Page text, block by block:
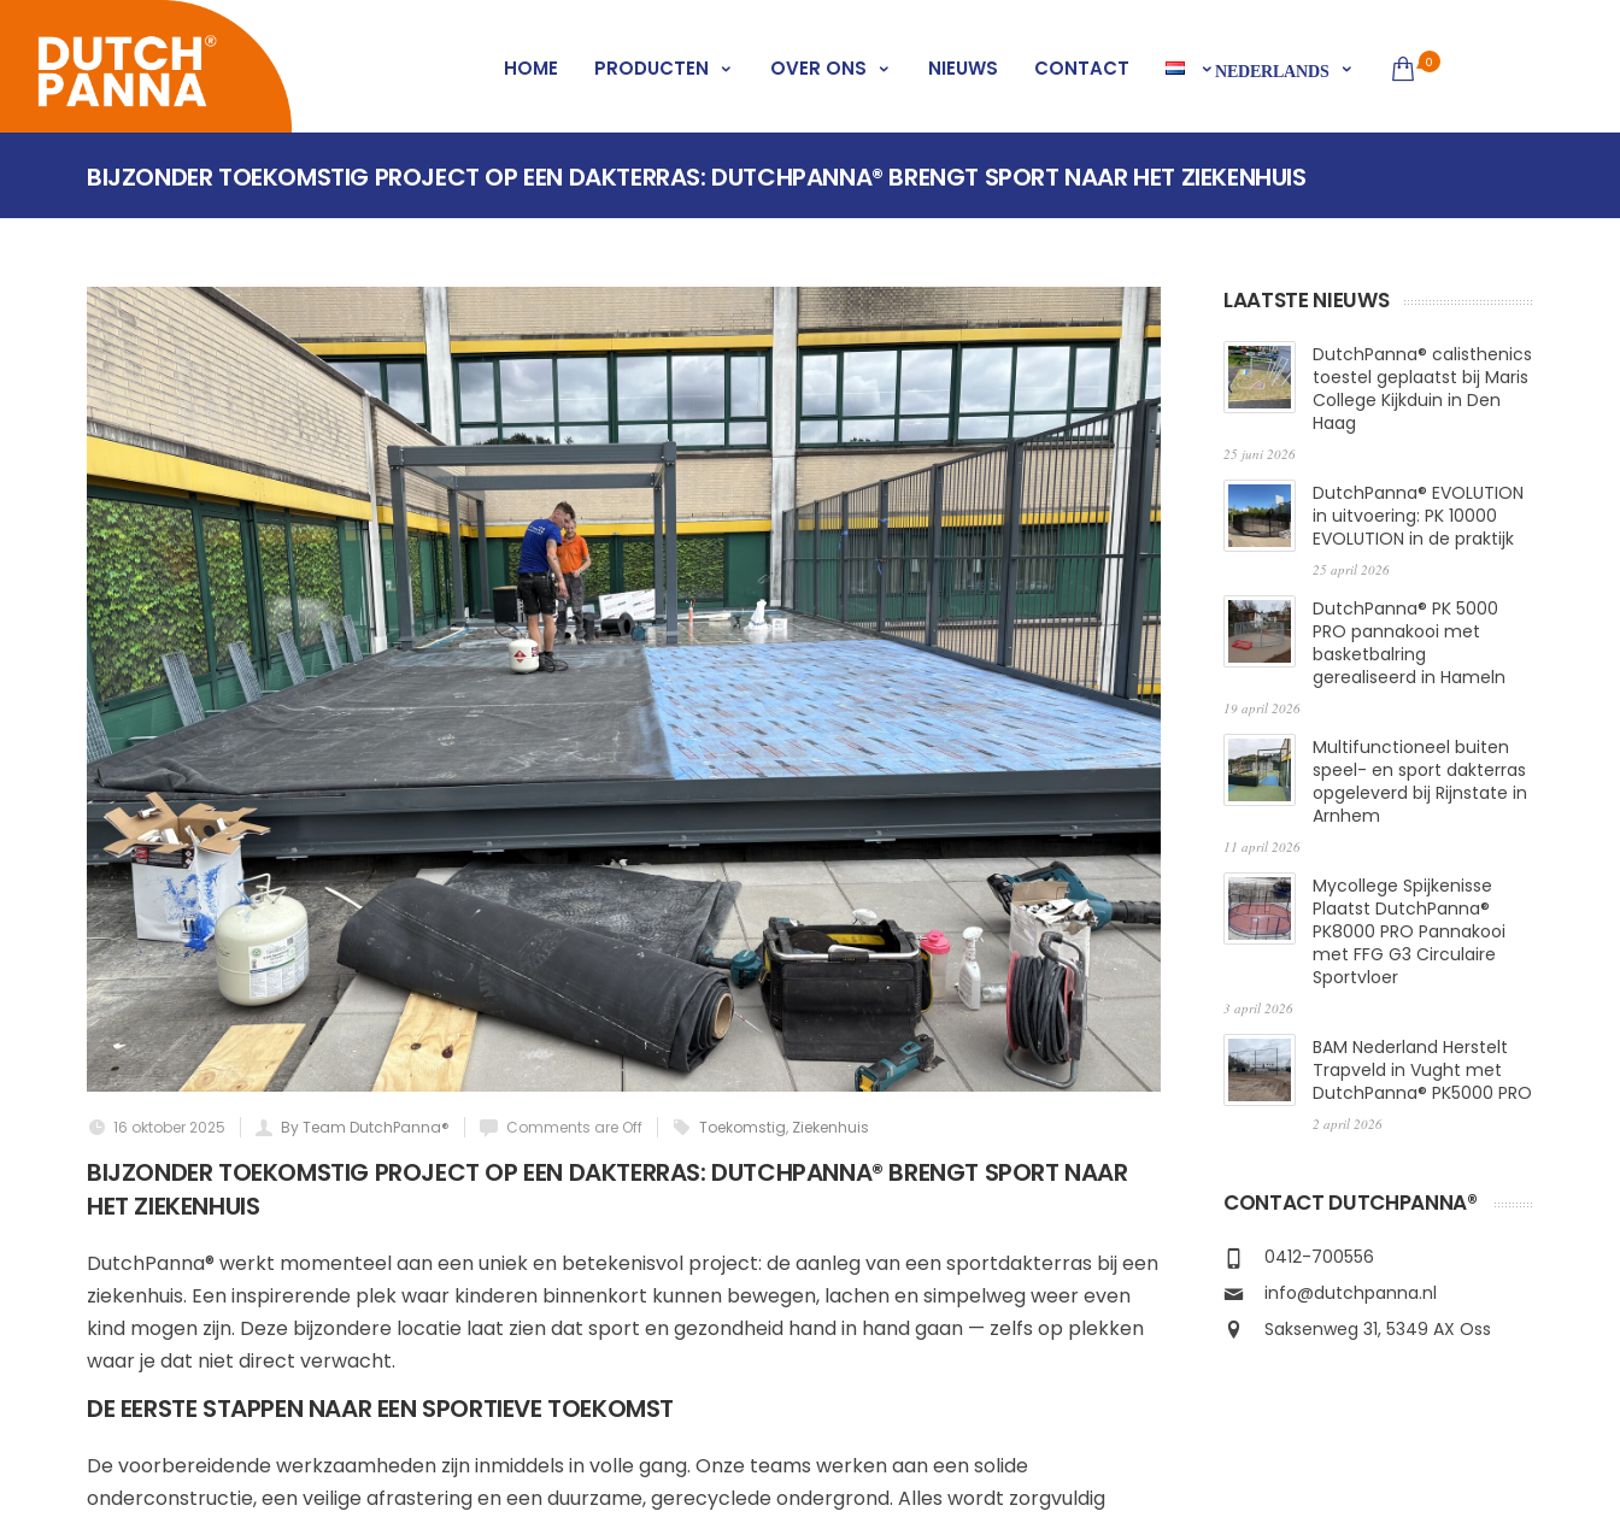
0
HOME PRODUCTEN OVER ONS NIEUWS CONTACT NEDERLANDS
BIJZONDER TOEKOMSTIG PROJECT OP EEN DAKTERRAS: DUTCHPANNA® BRENGT SPORT NAAR HET ZIEKENHUIS
16 oktober 2025 By Team DutchPanna® Comments are Off Toekomstig, Ziekenhuis
BIJZONDER TOEKOMSTIG PROJECT OP EEN DAKTERRAS: DUTCHPANNA® BRENGT SPORT NAAR
HET ZIEKENHUIS
DutchPanna® werkt momenteel aan een uniek en betekenisvol project: de aanleg van een sportdakterras bij een
ziekenhuis. Een inspirerende plek waar kinderen binnenkort kunnen bewegen, lachen en simpelweg weer even
kind mogen zijn. Deze bijzondere locatie laat zien dat sport en gezondheid hand in hand gaan — zelfs op plekken
waar je dat niet direct verwacht.
DE EERSTE STAPPEN NAAR EEN SPORTIEVE TOEKOMST
De voorbereidende werkzaamheden zijn inmiddels in volle gang. Onze teams werken aan een solide
onderconstructie, een veilige afrastering en een duurzame, gerecyclede ondergrond. Alles wordt zorgvuldig
LAATSTE NIEUWS
DutchPanna® calisthenics
toestel geplaatst bij Maris
College Kijkduin in Den
Haag
25 juni 2026
DutchPanna® EVOLUTION
in uitvoering: PK 10000
EVOLUTION in de praktijk
25 april 2026
DutchPanna® PK 5000
PRO pannakooi met
basketbalring
gerealiseerd in Hameln
19 april 2026
Multifunctioneel buiten
speel- en sport dakterras
opgeleverd bij Rijnstate in
Arnhem
11 april 2026
Mycollege Spijkenisse
Plaatst DutchPanna®
PK8000 PRO Pannakooi
met FFG G3 Circulaire
Sportvloer
3 april 2026
BAM Nederland Herstelt
Trapveld in Vught met
DutchPanna® PK5000 PRO
2 april 2026
CONTACT DUTCHPANNA®
0412-700556
info@dutchpanna.nl
Saksenweg 31, 5349 AX Oss